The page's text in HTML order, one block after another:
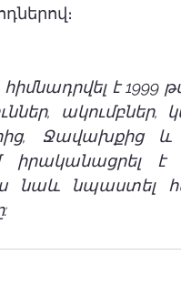
է 1999
ակումբներ,
Ջավախքից և
իրականացրել է
նաև նպաստել